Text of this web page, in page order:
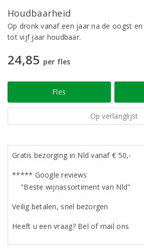
Houdbaarheid
Op dronk vanaf een jaar na de oogst
tot vijf jaar houdbaar.
24,85 per fles
Fles
Op verlanglijst
Gratis bezorging in Nld vanaf € 50,-
***** Google reviews
"Beste wijnassortiment van Nld"
Veilig betalen, snel bezorgen
Heeft u een vraag? Bel of mail ons